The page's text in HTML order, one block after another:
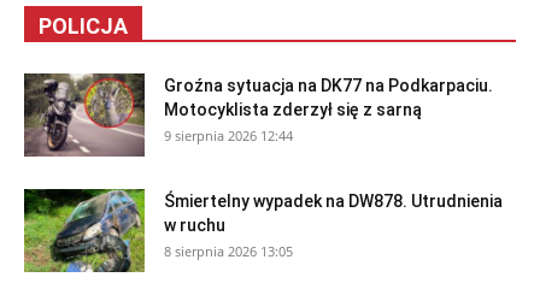
POLICJA
Groźna sytuacja na DK77 na Podkarpaciu.
Motocyklista zderzył się z sarną
9 sierpnia 2026 12:44
Śmiertelny wypadek na DW878. Utrudnienia
w ruchu
8 sierpnia 2026 13:05